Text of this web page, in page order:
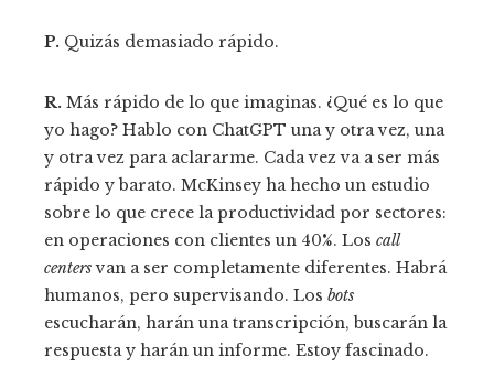
P. Quizás demasiado rápido.
R. Más rápido de lo que imaginas. ¿Qué es lo que
yo hago? Hablo con ChatGPT una y otra vez, una
y otra vez para aclararme. Cada vez va a ser más
rápido y barato. McKinsey ha hecho un estudio
sobre lo que crece la productividad por sectores:
en operaciones con clientes un 40%. Los call
centersvan a ser completamente diferentes. Habrá
humanos, pero supervisando. Los bots
escucharán, harán una transcripción, buscarán la
respuesta y harán un informe. Estoy fascinado.